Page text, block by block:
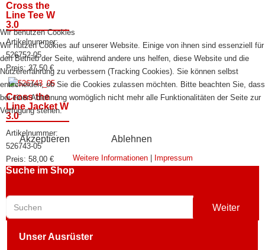
Cross the
Line Tee W
3.0
Artikelnummer:
526752-05
Preis:37,50 €
Cross the
Line Jacket W
3.0
Artikelnummer:
526743-05
Preis: 58,00 €
Suche im Shop
Weiter
Unser Ausrüster
Wir benutzen Cookies
Wir nutzen Cookies auf unserer Website. Einige von ihnen sind essenziell für
den Betrieb der Seite, während andere uns helfen, diese Website und die
Nutzererfahrung zu verbessern (Tracking Cookies). Sie können selbst
entscheiden, ob Sie die Cookies zulassen möchten. Bitte beachten Sie, dass
bei einer Ablehnung womöglich nicht mehr alle Funktionalitäten der Seite zur
Verfügung stehen.
Akzeptieren Ablehnen
Weitere Informationen| Impressum